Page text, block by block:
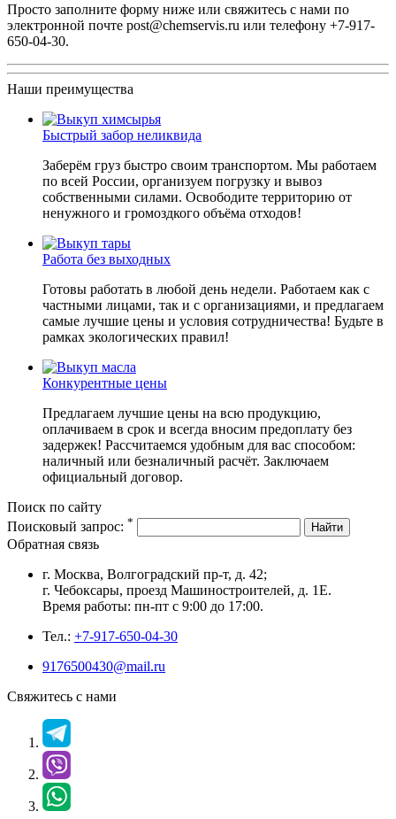
Просто заполните форму ниже или свяжитесь с нами по
электронной почте post@chemservis.ru или телефону +7-917-
650-04-30.
Наши преимущества
Быстрый забор неликвида
Заберём груз быстро своим транспортом. Мы работаем
по всей России, организуем погрузку и вывоз
собственными силами. Освободите территорию от
ненужного и громоздкого объёма отходов!
Работа без выходных
Готовы работать в любой день недели. Работаем как с
частными лицами, так и с организациями, и предлагаем
самые лучшие цены и условия сотрудничества! Будьте в
рамках экологических правил!
Конкурентные цены
Предлагаем лучшие цены на всю продукцию,
оплачиваем в срок и всегда вносим предоплату без
задержек! Рассчитаемся удобным для вас способом:
наличный или безналичный расчёт. Заключаем
официальный договор.
Поиск по сайту
Поисковый запрос: * Найти
Обратная связь
г. Москва, Волгоградский пр-т, д. 42;
г. Чебоксары, проезд Машиностроителей, д. 1Е.
Время работы: пн-пт с 9:00 до 17:00.
Тел.: +7-917-650-04-30
9176500430@mail.ru
Свяжитесь с нами